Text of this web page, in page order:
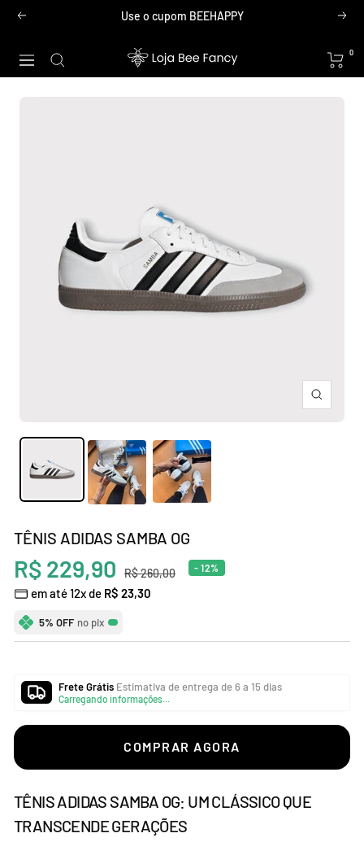
Pular
conteúdo
Anterior Use o cupom BEEHAPPY
Navegação
Loja
Bee
0
Zoom
TÊNIS ADIDAS SAMBA OG
Preço
promocional
R$ 229,90
Preço
normal
R$ 260,00 - 12%
em até 12x de R$ 23,30
5% OFF no pix
Frete Grátis Estimativa de entrega de 6 a 15 dias
Carregando informações...
COMPRAR AGORA
TÊNIS ADIDAS SAMBA OG: UM CLÁSSICO QUE
TRANSCENDE GERAÇÕES